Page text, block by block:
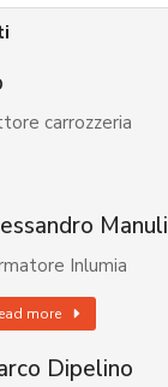
carrozzeria
Manuli
Inlumia
more
Dipelino